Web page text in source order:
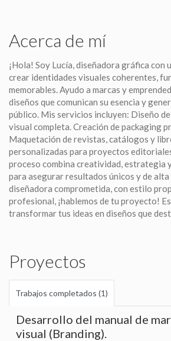
Acerca de mí
¡Hola! Soy Lucía, diseñadora gráfica con
crear identidades visuales coherentes,
memorables. Ayudo a marcas y
diseños que comunican su esencia y
público. Mis servicios incluyen: Diseño
visual completa. Creación de packaging
Maquetación de revistas, catálogos y
personalizadas para proyectos
proceso combina creatividad, estrategia
para asegurar resultados únicos y de alta
diseñadora comprometida, con estilo
profesional, ¡hablemos de tu proyecto!
transformar tus ideas en diseños que
Proyectos
Trabajos completados (1)
Desarrollo del manual de
visual (Branding).